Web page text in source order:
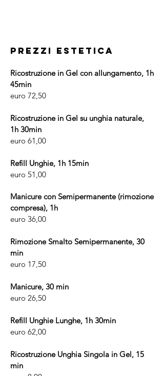
PREZZI ESTETICA
Ricostruzione in Gel con allungamento, 1h
45min
euro 72,50
Ricostruzione in Gel su unghia naturale,
1h 30min
euro 61,00
Refill Unghie, 1h 15min
euro 51,00
Manicure con Semipermanente (rimozione
compresa), 1h
euro 36,00
Rimozione Smalto Semipermanente, 30
min
euro 17,50
Manicure, 30 min
euro 26,50
Refill Unghie Lunghe, 1h 30min
euro 62,00
Ricostruzione Unghia Singola in Gel, 15
min